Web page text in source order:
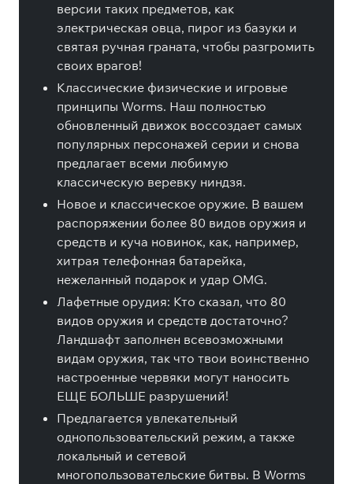
версии таких предметов, как
электрическая овца, пирог из базуки и
святая ручная граната, чтобы разгромить
своих врагов!
Классические физические и игровые
принципы Worms. Наш полностью
обновленный движок воссоздает самых
популярных персонажей серии и снова
предлагает всеми любимую
классическую веревку ниндзя.
Новое и классическое оружие. В вашем
распоряжении более 80 видов оружия и
средств и куча новинок, как, например,
хитрая телефонная батарейка,
нежеланный подарок и удар OMG.
Лафетные орудия: Кто сказал, что 80
видов оружия и средств достаточно?
Ландшафт заполнен всевозможными
видам оружия, так что твои воинственно
настроенные червяки могут наносить
ЕЩЕ БОЛЬШЕ разрушений!
Предлагается увлекательный
однопользовательский режим, а также
локальный и сетевой
многопользовательские битвы. В Worms